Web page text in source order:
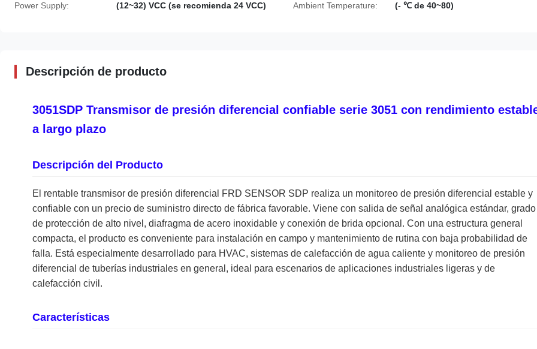
Power Supply: (12~32) VCC (se recomienda 24 VCC) Ambient Temperature: (- ℃ de 40~80)
Descripción de producto
3051SDP Transmisor de presión diferencial confiable serie 3051 con rendimiento
a largo plazo
Descripción del Producto
El rentable transmisor de presión diferencial FRD SENSOR SDP realiza un monitoreo de presión diferencial estable y
confiable con un precio de suministro directo de fábrica favorable. Viene con salida de señal analógica estándar, grado
de protección de alto nivel, diafragma de acero inoxidable y conexión de brida opcional. Con una estructura general
compacta, el producto es conveniente para instalación en campo y mantenimiento de rutina con baja probabilidad de
falla. Está especialmente desarrollado para HVAC, sistemas de calefacción de agua caliente y monitoreo de presión
diferencial de tuberías industriales en general, ideal para escenarios de aplicaciones industriales ligeras y de
calefacción civil.
Características